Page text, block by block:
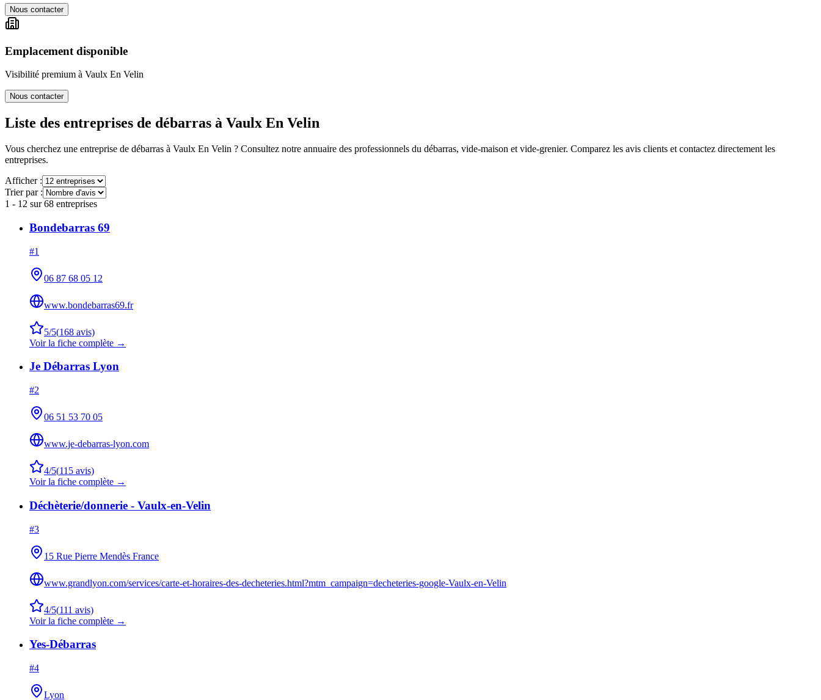
Nous contacter
Emplacement disponible
Visibilité premium à Vaulx En Velin
Nous contacter
Liste des entreprises de débarras à Vaulx En Velin
Vous cherchez une entreprise de débarras à Vaulx En Velin ? Consultez notre annuaire des professionnels du débarras, vide-maison et vide-grenier. Comparez les avis clients et contactez directement les
entreprises.
Afficher :
Trier par :
1 - 12 sur68 entreprises
Bondebarras 69
#1
06 87 68 05 12
www.bondebarras69.fr
5/5(168 avis)
Voir la fiche complète →
Je Débarras Lyon
#2
06 51 53 70 05
www.je-debarras-lyon.com
4/5(115 avis)
Voir la fiche complète →
Déchèterie/donnerie - Vaulx-en-Velin
#3
15 Rue Pierre Mendès France
www.grandlyon.com/services/carte-et-horaires-des-decheteries.html?mtm_campaign=decheteries-google-Vaulx-en-Velin
4/5(111 avis)
Voir la fiche complète →
Yes-Débarras
#4
Lyon